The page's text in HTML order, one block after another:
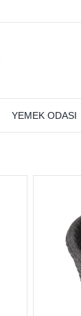
YEMEK ODASI